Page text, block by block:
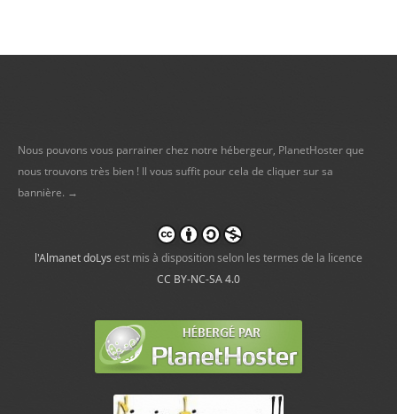
Nous pouvons vous parrainer chez notre hébergeur, PlanetHoster que
nous trouvons très bien ! Il vous suffit pour cela de cliquer sur sa
bannière. →
l'Almanet doLys est mis à disposition selon les termes de la licence
CC BY-NC-SA 4.0